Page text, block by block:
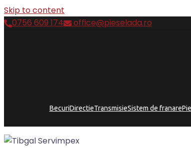
Skip to content
0756 609 174
office@pieselada.ro
BecuriDirectieTransmisieSistem de franare